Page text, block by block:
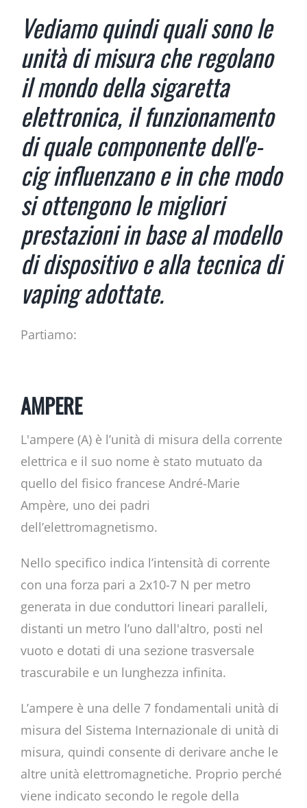
Vediamo quindi quali sono le
unità di misura che regolano
il mondo della sigaretta
elettronica, il funzionamento
di quale componente dell'e-
cig influenzano e in che modo
si ottengono le migliori
prestazioni in base al modello
di dispositivo e alla tecnica di
vaping adottate.
Partiamo:
AMPERE
L'ampere (A) è l’unità di misura della corrente
elettrica e il suo nome è stato mutuato da
quello del fisico francese André-Marie
Ampère, uno dei padri
dell’elettromagnetismo.
Nello specifico indica l’intensità di corrente
con una forza pari a 2x10-7 N per metro
generata in due conduttori lineari paralleli,
distanti un metro l’uno dall'altro, posti nel
vuoto e dotati di una sezione trasversale
trascurabile e un lunghezza infinita.
L’ampere è una delle 7 fondamentali unità di
misura del Sistema Internazionale di unità di
misura, quindi consente di derivare anche le
altre unità elettromagnetiche. Proprio perché
viene indicato secondo le regole della